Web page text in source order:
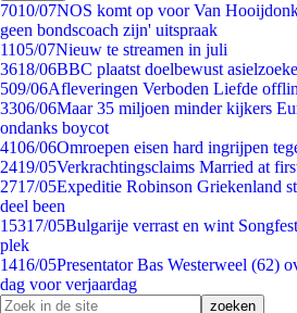
7010/07NOS komt op voor Van
geen bondscoach zijn' uitspraak
1105/07Nieuw te streamen in juli
3618/06BBC plaatst doelbewust
509/06Afleveringen Verboden Liefde
3306/06Maar 35 miljoen minder kijkers
ondanks boycot
4106/06Omroepen eisen hard ingrijpen
2419/05Verkrachtingsclaims Married at
2717/05Expeditie Robinson Griekenland
deel been
15317/05Bulgarije verrast en wint
plek
1416/05Presentator Bas Westerweel (62)
dag voor verjaardag